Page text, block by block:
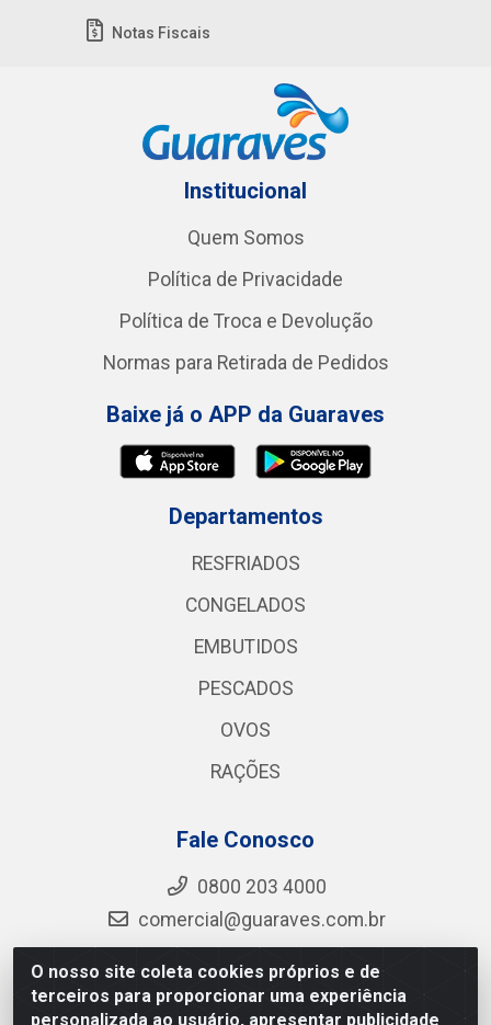
O nosso site coleta cookies próprios e de
terceiros para proporcionar uma experiência
personalizada ao usuário, apresentar publicidade
Notas Fiscais
Institucional
Quem Somos
Política de Privacidade
Política de Troca e Devolução
Normas para Retirada de Pedidos
Baixe já o APP da Guaraves
Departamentos
RESFRIADOS
CONGELADOS
EMBUTIDOS
PESCADOS
OVOS
RAÇÕES
Fale Conosco
0800 203 4000
comercial@guaraves.com.br
Guaraves - PB 075 KM 2, S/N - Zona Rural, Guarabira/PB